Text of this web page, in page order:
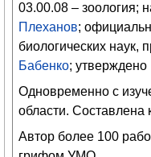
03.00.08 – зоология;
Плеханов;
биологических наук,
Бабенко; утверждено
Одновременно с
области. Составлена
Автор более 100